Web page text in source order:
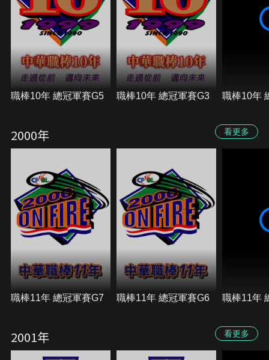
職棒10年 總冠軍賽G5 職棒10年 總冠軍賽G3 職棒10年
2000年 看更多
職棒11年 總冠軍賽G7 職棒11年 總冠軍賽G6 職棒11年
2001年 看更多